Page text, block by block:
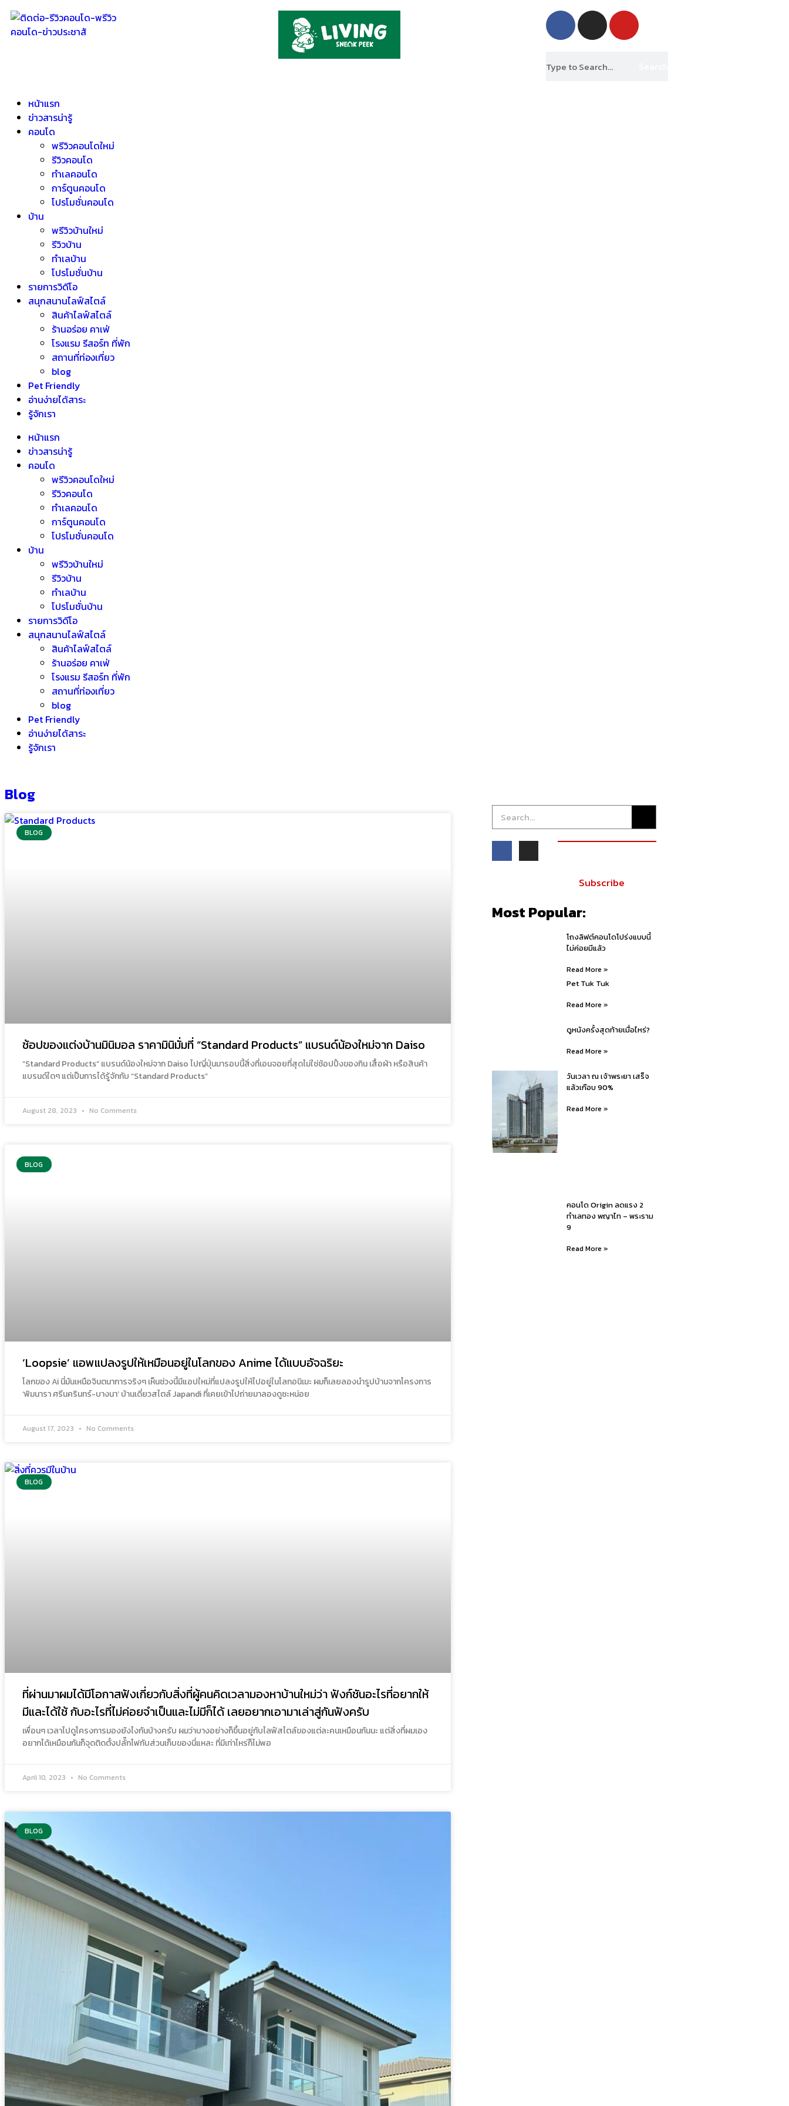
หน้าแรก
ข่าวสารน่ารู้
คอนโด
พรีวิวคอนโดใหม่
รีวิวคอนโด
ทำเลคอนโด
การ์ตูนคอนโด
โปรโมชั่นคอนโด
บ้าน
พรีวิวบ้านใหม่
รีวิวบ้าน
ทำเลบ้าน
โปรโมชั่นบ้าน
รายการวิดีโอ
สนุกสนานไลฟ์สไตล์
สินค้าไลฟ์สไตล์
ร้านอร่อย คาเฟ่
โรงแรม รีสอร์ท ที่พัก
สถานที่ท่องเที่ยว
blog
Pet Friendly
อ่านง่ายได้สาระ
รู้จักเรา
หน้าแรก
ข่าวสารน่ารู้
คอนโด
พรีวิวคอนโดใหม่
รีวิวคอนโด
ทำเลคอนโด
การ์ตูนคอนโด
โปรโมชั่นคอนโด
บ้าน
พรีวิวบ้านใหม่
รีวิวบ้าน
ทำเลบ้าน
โปรโมชั่นบ้าน
รายการวิดีโอ
สนุกสนานไลฟ์สไตล์
สินค้าไลฟ์สไตล์
ร้านอร่อย คาเฟ่
โรงแรม รีสอร์ท ที่พัก
สถานที่ท่องเที่ยว
blog
Pet Friendly
อ่านง่ายได้สาระ
รู้จักเรา
Blog
BLOG
ช้อปของแต่งบ้านมินิมอล ราคามินิมั่มที่ “Standard Products” แบรนด์น้องใหม่จาก Daiso
“Standard Products” แบรนด์น้องใหม่จาก Daiso ไปญี่ปุ่นมารอบนี้สิ่งที่เอนจอยที่สุดไม่ใช่ช้อปปิ้งของกิน เสื้อผ้า หรือสินค้า
แบรนด์ใดๆ แต่เป็นการได้รู้จักกับ “Standard Products”
August 28, 2023 No Comments
BLOG
‘Loopsie’ แอพแปลงรูปให้เหมือนอยู่ในโลกของ Anime ได้แบบอัจฉริยะ
​โลกของ Ai นี่มันเหนือจินตนาการจริงๆ เห็นช่วงนี้มีแอปใหม่ที่แปลงรูปให้ไปอยู่ในโลกอนิเมะ ผมก็เลยลองนำรูปบ้านจากโครงการ
‘พิมนารา ศรีนครินทร์-บางนา’ บ้านเดี่ยวสไตล์ Japandi ที่เคยเข้าไปถ่ายมาลองดูซะหน่อย
August 17, 2023 No Comments
BLOG
ที่ผ่านมาผมได้มีโอกาสฟังเกี่ยวกับสิ่งที่ผู้คนคิดเวลามองหาบ้านใหม่ว่า ฟังก์ชันอะไรที่อยากให้
มีและได้ใช้ กับอะไรที่ไม่ค่อยจำเป็นและไม่มีก็ได้ เลยอยากเอามาเล่าสู่กันฟังครับ
เพื่อนๆ เวลาไปดูโครงการมองยังไงกันบ้างครับ ผมว่าบางอย่างก็ขึ้นอยู่กับไลฟ์สไตล์ของแต่ละคนเหมือนกันนะ แต่สิ่งที่ผมเอง
อยากได้เหมือนกันก็จุดติดตั้งปลั๊กไฟกับส่วนเก็บของนี่แหละ ที่มีเท่าไหร่ก็ไม่พอ
April 10, 2023 No Comments
BLOG
Subscribe
Most Popular:
โถงลิฟต์คอนโดโปร่งแบบนี้
ไม่ค่อยมีแล้ว
Read More »
Pet Tuk Tuk
Read More »
ดูหนังครั้งสุดท้ายเมื่อไหร่?
Read More »
วันเวลา ณ เจ้าพระยา เสร็จ
แล้วเกือบ 90%
Read More »
คอนโด Origin ลดแรง 2
ทำเลทอง พญาไท – พระราม
9
Read More »